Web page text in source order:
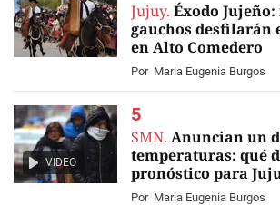
Jujuy. Éxodo Jujeño:
gauchos desfilarán
en Alto Comedero
Por Maria Eugenia Burgos
VIDEO
SMN. Anuncian un
temperaturas: qué
pronóstico para
Por Maria Eugenia Burgos